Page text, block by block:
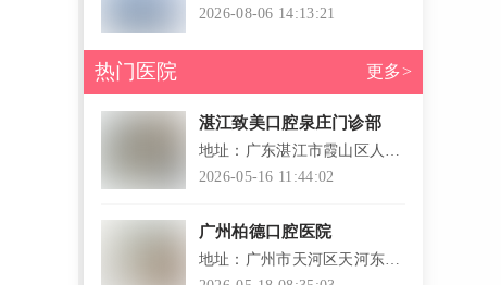
299元起，进口设备加持种牙
2026-08-06 14:13:21
热门医院 更多>
湛江致美口腔泉庄门诊部
地址：广东湛江市霞山区人民
大道中25号馨隆居首层2A-2D
2026-05-16 11:44:02
广州柏德口腔医院
地址：广州市天河区天河东路